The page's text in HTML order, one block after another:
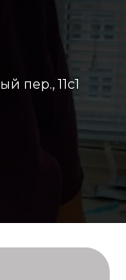
пер., 11с1